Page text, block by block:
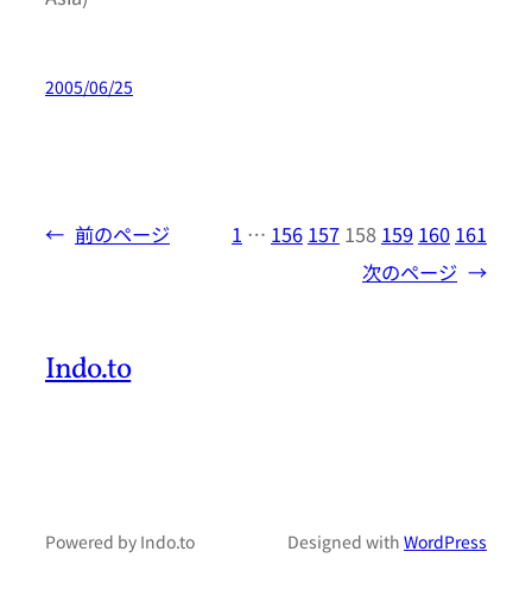
2005/06/25
← 前のページ 1 … 156 157 158 159 160 161
次のページ →
Indo.to
Powered by Indo.to Designed with WordPress